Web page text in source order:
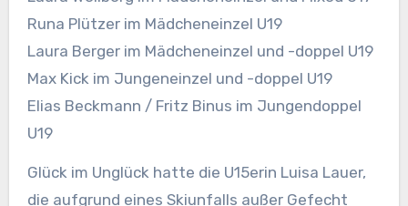
Runa Plützer im Mädcheneinzel U19
Laura Berger im Mädcheneinzel und -doppel U19
Max Kick im Jungeneinzel und -doppel U19
Elias Beckmann / Fritz Binus im Jungendoppel
U19
Glück im Unglück hatte die U15erin Luisa Lauer,
die aufgrund eines Skiunfalls außer Gefecht